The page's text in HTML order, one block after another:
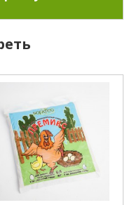
птице. Никаких